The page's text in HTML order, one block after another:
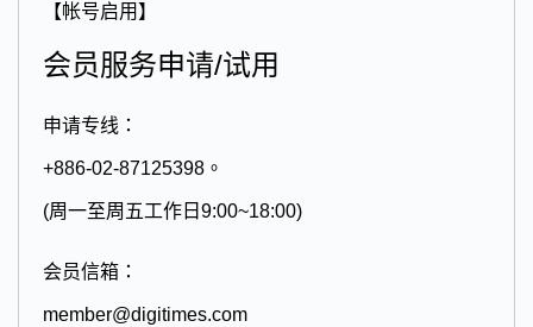
【帐号启用】
会员服务申请/试用
申请专线：
+886-02-87125398。
(周一至周五工作日9:00~18:00)
会员信箱：
member@digitimes.com